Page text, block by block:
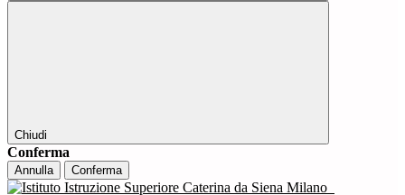
Chiudi
Conferma
Annulla Conferma